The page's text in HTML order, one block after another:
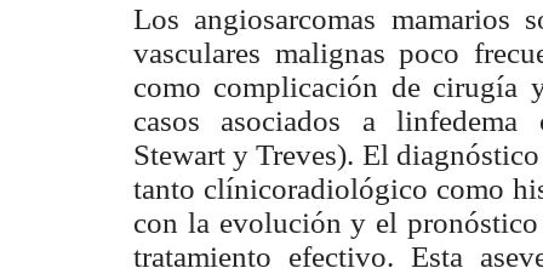
Los angiosarcomas mamarios
vasculares malignas poco
como complicación de cirugía
casos asociados a linfedema
Stewart y Treves). El
tanto clínicoradiológico como
con la evolución y el pronóstico
tratamiento efectivo. Esta